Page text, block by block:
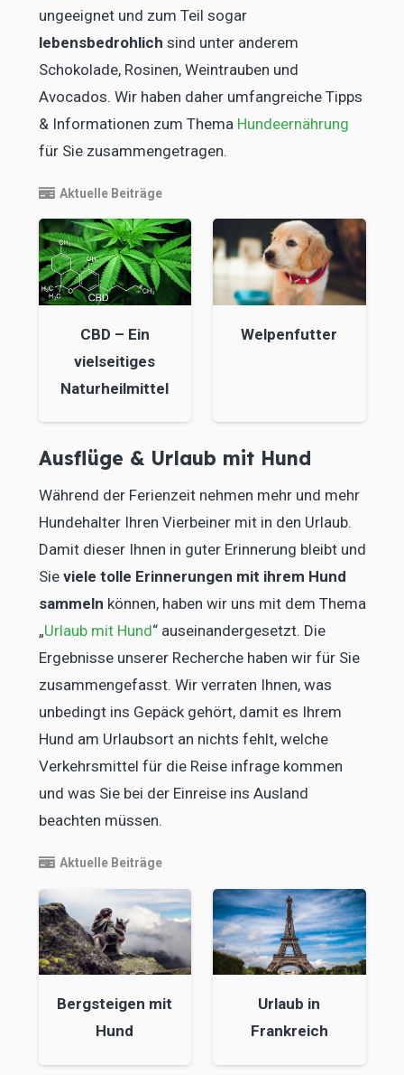
ungeeignet und zum Teil sogar
lebensbedrohlich sind unter anderem
Schokolade, Rosinen, Weintrauben und
Avocados. Wir haben daher umfangreiche Tipps
& Informationen zum Thema Hundeernährung
für Sie zusammengetragen.
Aktuelle Beiträge
CBD – Ein
vielseitiges
Naturheilmittel
Welpenfutter
Ausflüge & Urlaub mit Hund
Während der Ferienzeit nehmen mehr und mehr
Hundehalter Ihren Vierbeiner mit in den Urlaub.
Damit dieser Ihnen in guter Erinnerung bleibt und
Sie viele tolle Erinnerungen mit ihrem Hund
sammeln können, haben wir uns mit dem Thema
„Urlaub mit Hund“ auseinandergesetzt. Die
Ergebnisse unserer Recherche haben wir für Sie
zusammengefasst. Wir verraten Ihnen, was
unbedingt ins Gepäck gehört, damit es Ihrem
Hund am Urlaubsort an nichts fehlt, welche
Verkehrsmittel für die Reise infrage kommen
und was Sie bei der Einreise ins Ausland
beachten müssen.
Aktuelle Beiträge
Bergsteigen mit
Hund
Urlaub in
Frankreich